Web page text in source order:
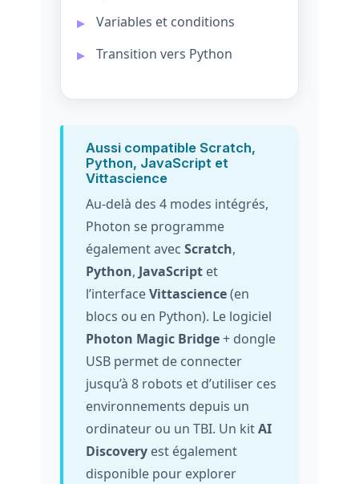
Variables et conditions
Transition vers Python
Aussi compatible Scratch,
Python, JavaScript et
Vittascience
Au-delà des 4 modes intégrés,
Photon se programme
également avec Scratch,
Python, JavaScriptet
l’interfaceVittascience(en
blocs ou en Python). Le logiciel
Photon Magic Bridge+ dongle
USB permet de connecter
jusqu’à 8 robots et d’utiliser ces
environnements depuis un
ordinateur ou un TBI. Un kitAI
Discoveryest également
disponible pour explorer